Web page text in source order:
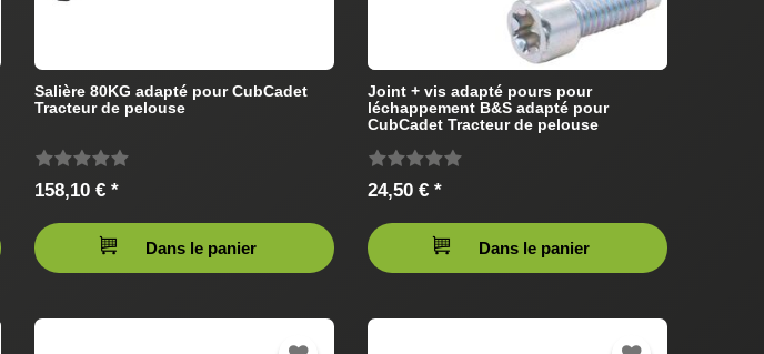
Salière 80KG adapté pour CubCadet
Tracteur de pelouse
158,10 € *
Dans le panier
Joint + vis adapté pours pour
léchappement B&S adapté pour
CubCadet Tracteur de pelouse
24,50 € *
Dans le panier